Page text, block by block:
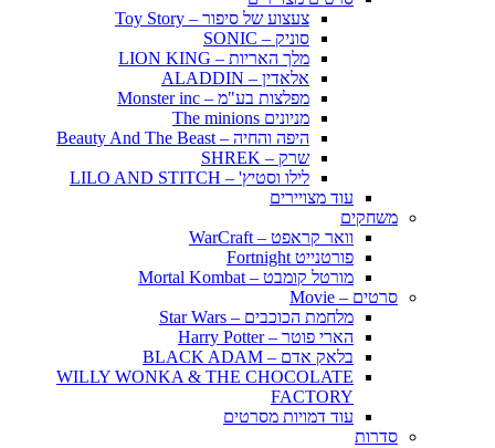
צעצוע של סיפור – Toy Story
סוניק – SONIC
מלך האריות – LION KING
אלאדין – ALADDIN
מפלצות בע"מ – Monster inc
מניונים The minions
היפה והחיה – Beauty And The Beast
שרק – SHREK
לילו וסטיץ' – LILO AND STITCH
עוד מצויירים
משחקים
וואר קראפט – WarCraft
פורטנייט Fortnight
מורטל קומבט – Mortal Kombat
סרטים – Movie
מלחמת הכוכבים – Star Wars
הארי פוטר – Harry Potter
בלאק אדם – BLACK ADAM
WILLY WONKA & THE CHOCOLATE
FACTORY
עוד דמויות מסרטים
סדרות